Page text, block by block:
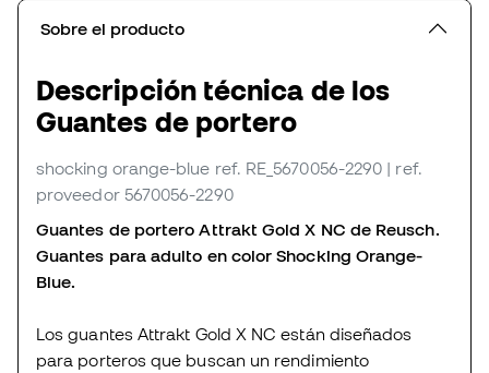
Sobre el producto
Descripción técnica de los
Guantes de portero
shocking orange-blue ref. RE_5670056-2290 | ref.
proveedor 5670056-2290
Guantes de portero Attrakt Gold X NC de Reusch.
Guantes para adulto en color Shocking Orange-
Blue.
Los guantes Attrakt Gold X NC están diseñados
para porteros que buscan un rendimiento